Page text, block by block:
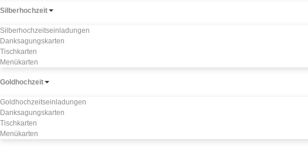
Silberhochzeit
Silberhochzeitseinladungen
Danksagungskarten
Tischkarten
Menükarten
Goldhochzeit
Goldhochzeitseinladungen
Danksagungskarten
Tischkarten
Menükarten